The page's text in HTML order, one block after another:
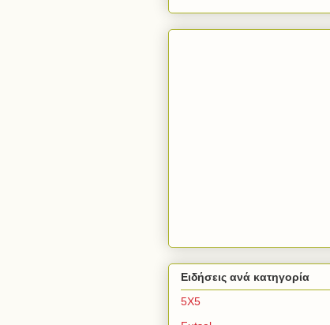
Ειδήσεις ανά κατηγορία
5Χ5